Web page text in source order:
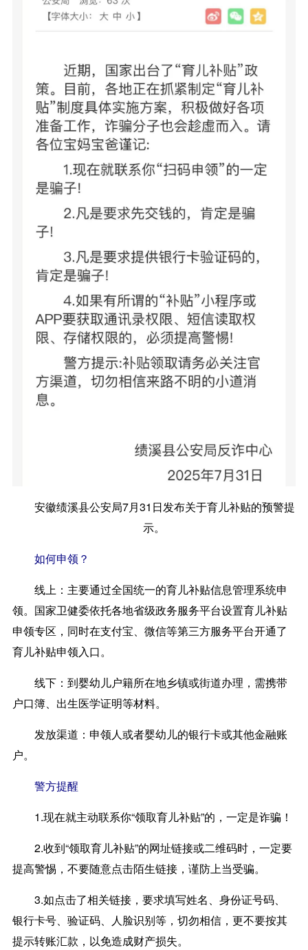
安徽绩溪县公安局7月31日发布关于育儿补贴的预警提
示。
如何申领？
线上： 主要通过全国统一的育儿补贴信息管理系统申
领。国家卫健委依托各地省级政务服务平台设置育儿补贴
申领专区，同时在支付宝、微信等第三方服务平台开通了
育儿补贴申领入口。
线下： 到婴幼儿户籍所在地乡镇或街道办理，需携带
户口簿、出生医学证明等材料。
发放渠道： 申领人或者婴幼儿的银行卡或其他金融账
户。
警方提醒
1.现在就主动联系你“领取育儿补贴”的，一定是诈骗！
2.收到“领取育儿补贴”的网址链接或二维码时，一定要
提高警惕，不要随意点击陌生链接，谨防上当受骗。
3.如点击了相关链接，要求填写姓名、身份证号码、
银行卡号、验证码、人脸识别等，切勿相信，更不要按其
提示转账汇款，以免造成财产损失。